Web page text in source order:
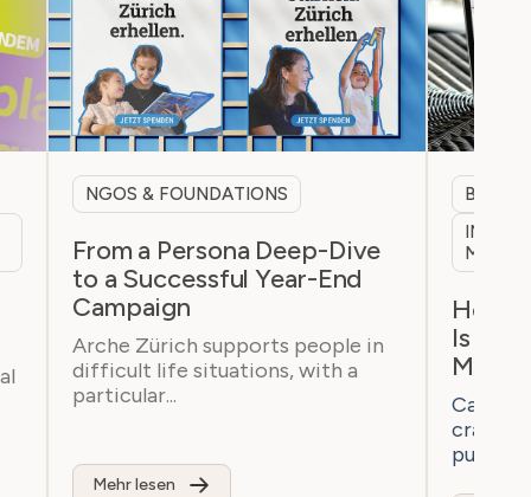
NGOS & FOUNDATIONS
From a Persona Deep-Dive
to a Successful Year-End
Campaign
Arche Zürich supports people in
difficult life situations, with a
particular...
Mehr lesen
B2B &
How
Is